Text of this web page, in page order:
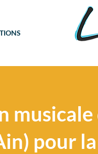
musicale
pour